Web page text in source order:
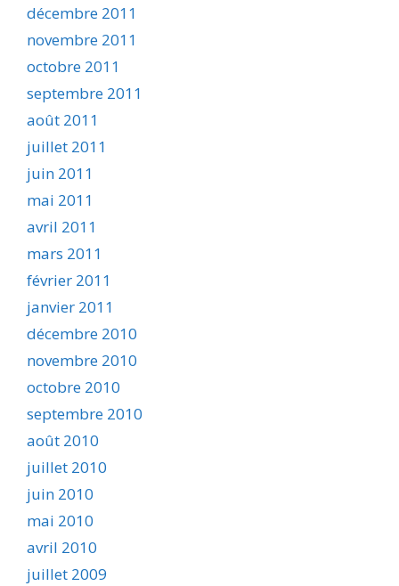
décembre 2011
novembre 2011
octobre 2011
septembre 2011
août 2011
juillet 2011
juin 2011
mai 2011
avril 2011
mars 2011
février 2011
janvier 2011
décembre 2010
novembre 2010
octobre 2010
septembre 2010
août 2010
juillet 2010
juin 2010
mai 2010
avril 2010
juillet 2009